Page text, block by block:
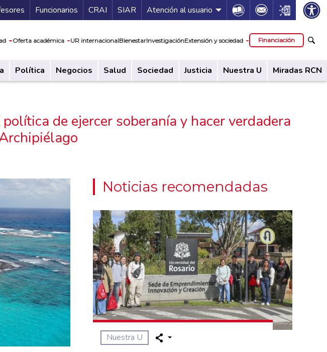
Funcionarios Guía de servicios
CRAI SIAR Atención al usuario Icon Icon Icon
Oferta académica UR internacionalBienestarInvestigaciónExtensión y sociedad Financiación
Política Negocios Salud Sociedad Justicia Nuestra U Miradas RCN
de ejercer soberanía y hacer verdadera
Noticias recomendadas
Nuestra U